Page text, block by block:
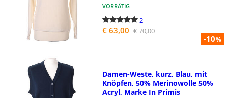
-10%
VORRÄTIG
2
€ 63,00 € 70,00
Damen-Weste, kurz, Blau, mit
Knöpfen, 50% Merinowolle 50%
Acryl, Marke In Primis